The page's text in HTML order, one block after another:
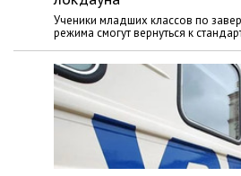
Ученики младших классов по
режима смогут вернуться к